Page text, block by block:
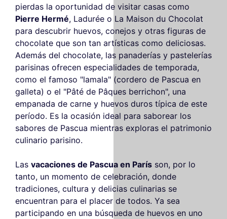
pierdas la oportunidad de visitar casas como
Pierre Hermé, Ladurée o La Maison du Chocolat
para descubrir huevos, conejos y otras figuras de
chocolate que son tan artísticas como deliciosas.
Además del chocolate, las panaderías y pastelerías
parisinas ofrecen especialidades de temporada,
como el famoso "lamala" (cordero de Pascua en
galleta) o el "Pâté de Pâques berrichon", una
empanada de carne y huevos duros típica de este
período. Es la ocasión ideal para saborear los
sabores de Pascua mientras exploras el patrimonio
culinario parisino.
Las vacaciones de Pascua en París son, por lo
tanto, un momento de celebración, donde
tradiciones, cultura y delicias culinarias se
encuentran para el placer de todos. Ya sea
participando en una búsqueda de huevos en uno